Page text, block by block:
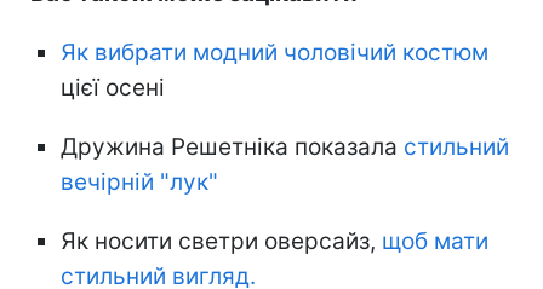
Як вибрати модний чоловічий костюм
цієї осені
Дружина Решетніка показала стильний
вечірній "лук"
Як носити светри оверсайз, щоб мати
стильний вигляд.